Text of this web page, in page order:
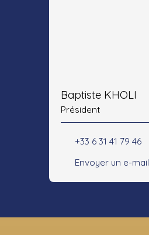
Baptiste KHOLI
Président
+33 6 31 41 79 46
Envoyer un e-mail